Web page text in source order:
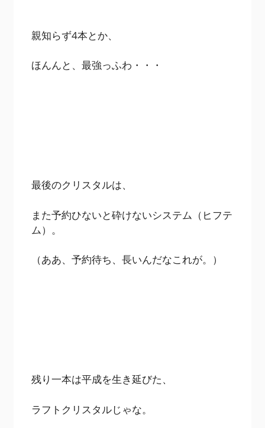
親知らず4本とか、
ほんんと、最強っふわ・・・
最後のクリスタルは、
また予約ひないと砕けないシステム（ヒフテ
ム）。
（ああ、予約待ち、長いんだなこれが。）
残り一本は平成を生き延びた、
ラフトクリスタルじゃな。